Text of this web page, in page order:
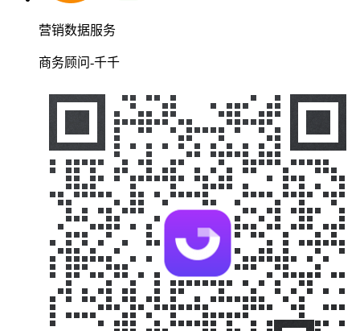
营销数据服务
商务顾问-千千